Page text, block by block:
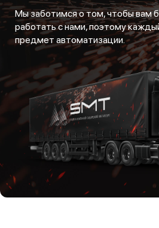
Мы заботимся о том, чтобы вам
работать с нами, поэтому
предмет автоматизации.